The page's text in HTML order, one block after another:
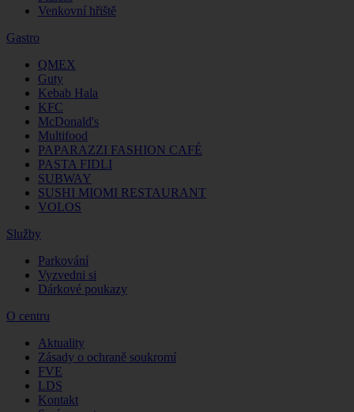
Venkovní hřiště
Gastro
QMEX
Guty
Kebab Hala
KFC
McDonald's
Multifood
PAPARAZZI FASHION CAFÉ
PASTA FIDLI
SUBWAY
SUSHI MIOMI RESTAURANT
VOLOS
Služby
Parkování
Vyzvedni si
Dárkové poukazy
O centru
Aktuality
Zásady o ochraně soukromí
FVE
LDS
Kontakt